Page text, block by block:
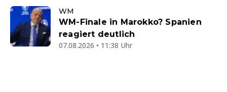
WM
WM-Finale in Marokko? Spanien
reagiert deutlich
07.08.2026 • 11:38 Uhr